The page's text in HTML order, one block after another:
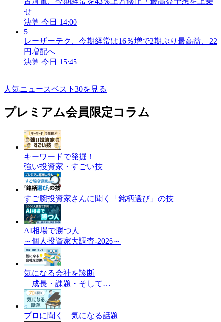
せ
決算 今日 14:00
5
レーザーテク、今期経常は16％増で2期ぶり最高益、22
円増配へ
決算 今日 15:45
人気ニュースベスト30を見る
プレミアム会員限定コラム
キーワードで発掘！
強い投資家・すごい技
すご腕投資家さんに聞く「銘柄選び」の技
AI相場で勝つ人
～個人投資家大調査-2026～
気になる会社を診断
成長・課題・そして…
プロに聞く 気になる話題